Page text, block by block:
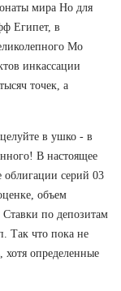
мира Но для
Египет, в
Мо
инкассации
точек, а
в ушко - в
В настоящее
облигации серий 03
объем
по депозитам
Так что пока не
хотя определенные